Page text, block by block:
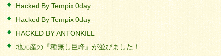
Hacked By Tempix 0day
Hacked By Tempix 0day
HACKED BY ANTONKILL
地元産の『種無し巨峰』が並びました！